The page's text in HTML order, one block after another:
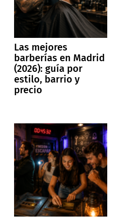
Las mejores
barberías en Madrid
(2026): guía por
estilo, barrio y
precio